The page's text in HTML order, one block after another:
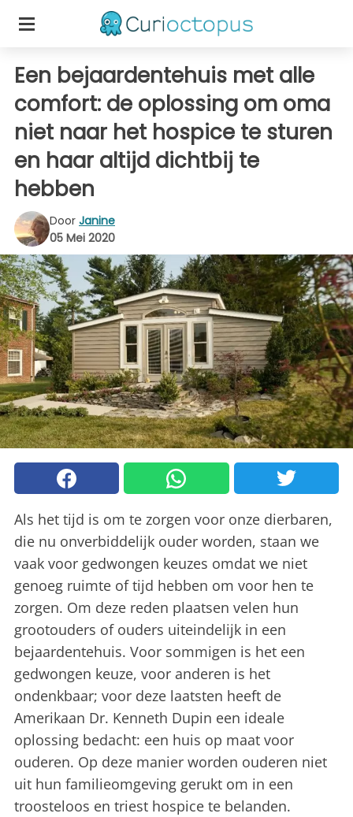
Een bejaardentehuis met alle
comfort: de oplossing om oma
niet naar het hospice te sturen
en haar altijd dichtbij te
hebben
Door Janine
05 Mei 2020
Als het tijd is om te zorgen voor onze dierbaren,
die nu onverbiddelijk ouder worden, staan we
vaak voor gedwongen keuzes omdat we niet
genoeg ruimte of tijd hebben om voor hen te
zorgen. Om deze reden plaatsen velen hun
grootouders of ouders uiteindelijk in een
bejaardentehuis. Voor sommigen is het een
gedwongen keuze, voor anderen is het
ondenkbaar; voor deze laatsten heeft de
Amerikaan Dr. Kenneth Dupin een ideale
oplossing bedacht: een huis op maat voor
ouderen. Op deze manier worden ouderen niet
uit hun familieomgeving gerukt om in een
troosteloos en triest hospice te belanden.